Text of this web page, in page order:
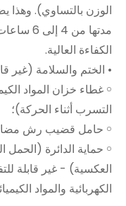
الوزن بالتساوي). وهذا
مدتها
الكفاءة العالية.
• الختم والسلامة (غير
￮ غطاء خزان المواد
التسرب أثناء الحركة)؛
￮ حامل قضيب رش مضاد
￮ حماية الدائرة (الحمل
العكسية) - غير قابلة
الكهربائية والمواد